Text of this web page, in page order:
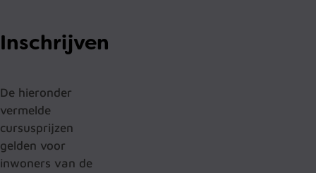
Inschrijven
De hieronder
vermelde
cursusprijzen
gelden voor
inwoners van de